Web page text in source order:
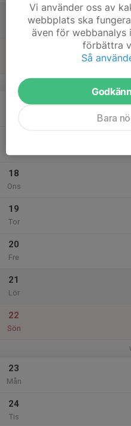
18
Ons
19
Tor
20
Fre
21
Lör
22
Sön
23
Mån
24
Tis
Vi använder oss av
webbplats ska
även för
förbättra
Så
Bara